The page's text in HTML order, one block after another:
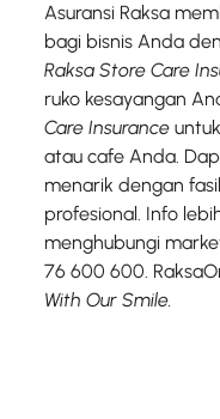
Asuransi Raksa
bagi bisnis Anda
Raksa Store Care
ruko kesayangan
Care Insurance
atau cafe Anda.
menarik dengan
profesional. Info
menghubungi
76 600 600.
With Our Smile.